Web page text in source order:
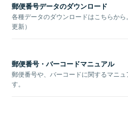
郵便番号データのダウンロード
各種データのダウンロードはこちらから
更新）
郵便番号・バーコードマニュアル
郵便番号や、バーコードに関するマニュ
す。